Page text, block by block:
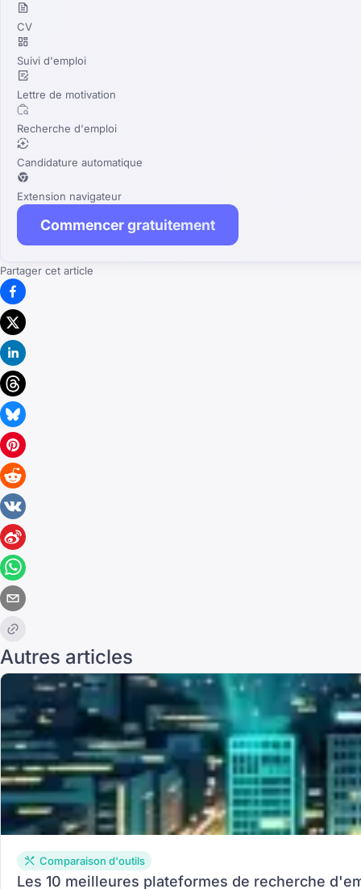
CV
Suivi d'emploi
Lettre de motivation
Recherche d'emploi
Candidature automatique
Extension navigateur
Commencer gratuitement
Partager cet article
Autres articles
Comparaison d'outils
Les 10 meilleures plateformes de recherche